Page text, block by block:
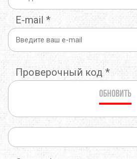
E-mail *
Проверочный код*
Обновить